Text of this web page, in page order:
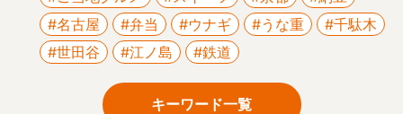
#名古屋
#弁当 #ウナギ #うな重
#千駄木
#世田谷
#江ノ島 #鉄道
キーワード一覧